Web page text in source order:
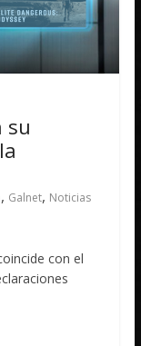
su
, Galnet, Noticias
con el